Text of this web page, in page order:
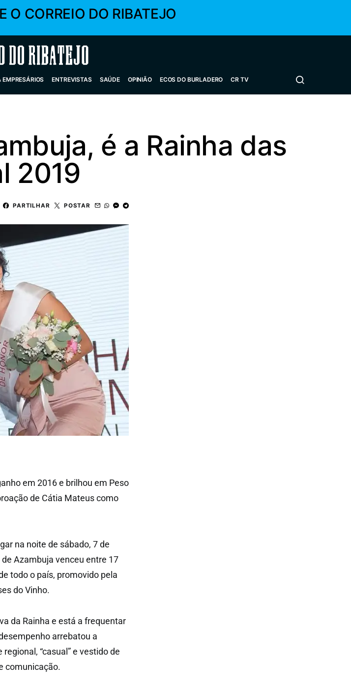
O CORREIO DO RIBATEJO
EMPRESÁRIOS ENTREVISTAS SAÚDE OPINIÃO ECOS DO BURLADERO CR TV
é a Rainha das
2019
PARTILHAR POSTAR
em 2016 e brilhou em Peso
de Cátia Mateus como
na noite de sábado, 7 de
Azambuja venceu entre 17
todo o país, promovido pela
do Vinho.
da Rainha e está a frequentar
arrebatou a
“casual” e vestido de
comunicação.